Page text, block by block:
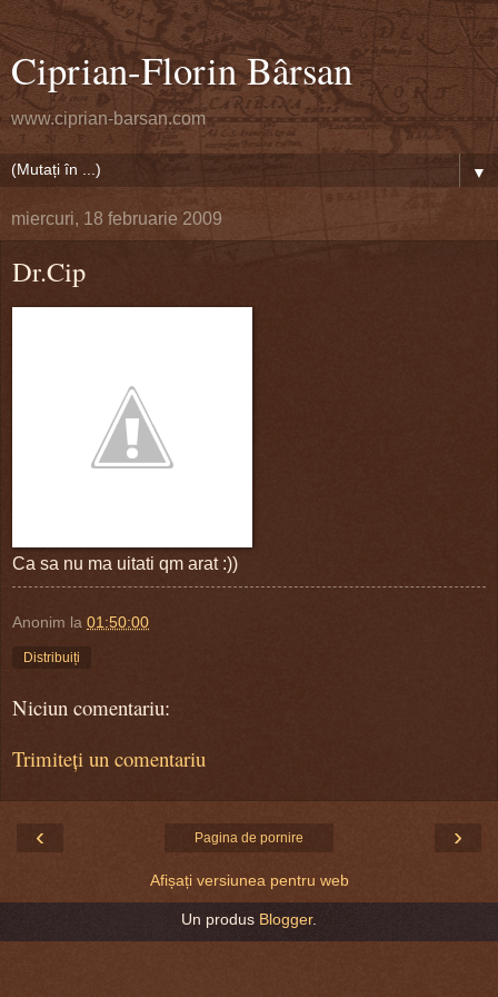
Ciprian-Florin Bârsan
www.ciprian-barsan.com
▼
miercuri, 18 februarie 2009
Dr.Cip
Ca sa nu ma uitati qm arat :))
Anonim la 01:50:00
Distribuiți
Niciun comentariu:
Trimiteți un comentariu
‹ ›
Pagina de pornire
Afișați versiunea pentru web
Un produs Blogger.